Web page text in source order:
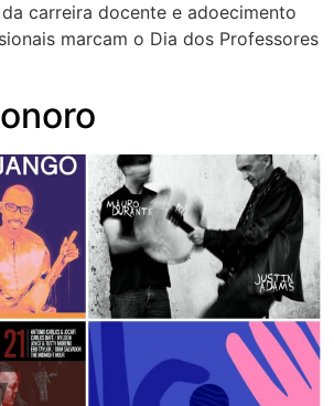
carreira docente e adoecimento
marcam o Dia dos Professores